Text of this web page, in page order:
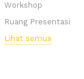
Workshop
Ruang Presentasi
Lihat semua